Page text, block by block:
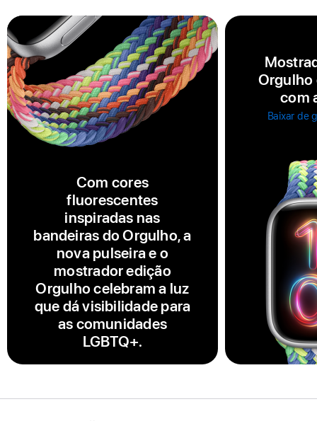
Com cores
fluorescentes
inspiradas nas
bandeiras do Orgulho, a
nova pulseira e o
mostrador edição
Orgulho celebram a luz
que dá visibilidade para
as comunidades
LGBTQ+.
Orgulho
com
Baixar de